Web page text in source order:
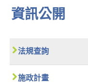
資訊公開
法規查詢
施政計畫